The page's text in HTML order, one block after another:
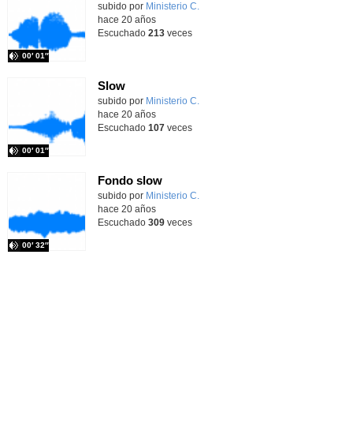
subido por Ministerio C.
00′ 01″
hace 20 años
Escuchado 213veces
Slow
subido por Ministerio C.
00′ 01″
hace 20 años
Escuchado 107veces
Fondo slow
subido por Ministerio C.
00′ 32″
hace 20 años
Escuchado 309veces